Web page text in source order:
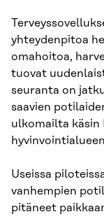
yhteydenpitoa
omahoitoa,
tuovat
seuranta on
saavien
ulkomailta käsin
Useissa
vanhempien
pitäneet